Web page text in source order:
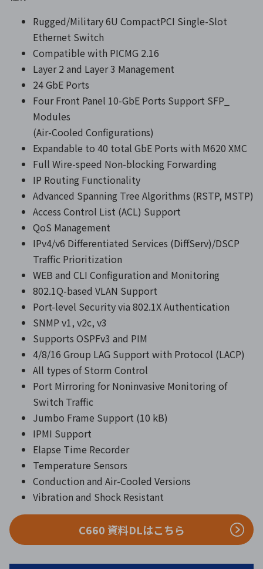
Rugged/Military 6U CompactPCI Single-Slot
Ethernet Switch
Compatible with PICMG 2.16
Layer 2 and Layer 3 Management
24 GbE Ports
Four Front Panel 10-GbE Ports Support SFP_
Modules
(Air-Cooled Configurations)
Expandable to 40 total GbE Ports with M620 XMC
Full Wire-speed Non-blocking Forwarding
IP Routing Functionality
Advanced Spanning Tree Algorithms (RSTP, MSTP)
Access Control List (ACL) Support
QoS Management
IPv4/v6 Differentiated Services (DiffServ)/DSCP
Traffic Prioritization
WEB and CLI Configuration and Monitoring
802.1Q-based VLAN Support
Port-level Security via 802.1X Authentication
SNMP v1, v2c, v3
Supports OSPFv3 and PIM
4/8/16 Group LAG Support with Protocol (LACP)
All types of Storm Control
Port Mirroring for Noninvasive Monitoring of
Switch Traffic
Jumbo Frame Support (10 kB)
IPMI Support
Elapse Time Recorder
Temperature Sensors
Conduction and Air-Cooled Versions
Vibration and Shock Resistant
C660 資料DLはこちら